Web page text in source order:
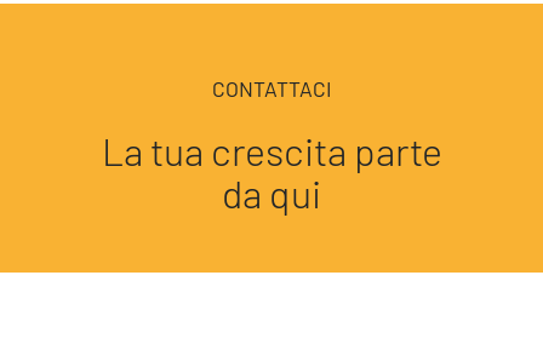
CONTATTACI
La tua crescita parte
da qui